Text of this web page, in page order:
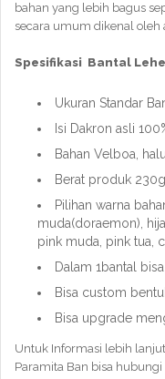
bahan yang lebih bagus
secara umum dikenal
Spesifikasi Bantal
Ukuran Standar
Isi Dakron asli
Bahan Velboa,
Berat produk
Pilihan warna
muda(doraemon),
pink muda, pink tua,
Dalam 1bantal
Bisa custom
Bisa upgrade
Untuk Informasi lebih
Paramita Ban bisa